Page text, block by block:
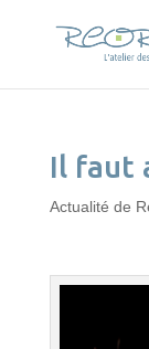
Il faut
Actualité de